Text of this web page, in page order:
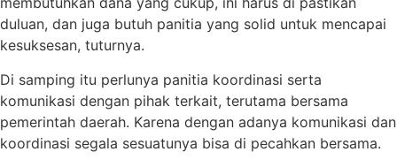
duluan, dan juga butuh panitia yang solid untuk mencapai
kesuksesan, tuturnya.
Di samping itu perlunya panitia koordinasi serta
komunikasi dengan pihak terkait, terutama bersama
pemerintah daerah. Karena dengan adanya komunikasi dan
koordinasi segala sesuatunya bisa di pecahkan bersama.